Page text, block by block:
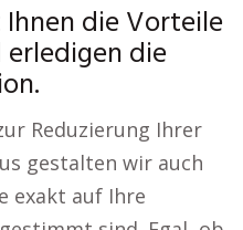
die Vorteile
die
Reduzierung Ihrer
gestalten wir auch
exakt auf Ihre